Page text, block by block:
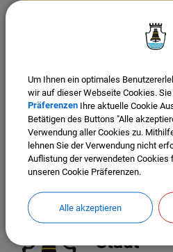
COOKIES
Um Ihnen ein optimales
wir auf dieser Webseite Cookies.
Präferenzen Ihre aktuelle Cookie
Betätigen des Buttons "Alle
Verwendung aller Cookies zu.
lehnen Sie der Verwendung nicht
Auflistung der verwendeten Cookies
unseren Cookie Präferenzen.
Alle akzeptieren